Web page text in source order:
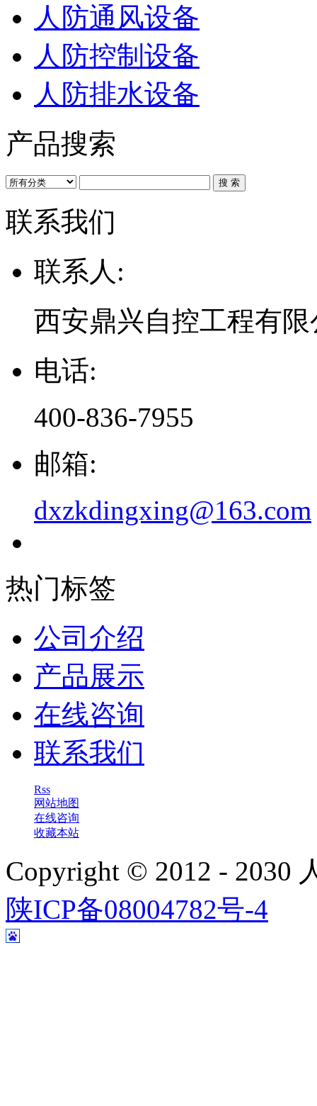
人防通风设备
人防控制设备
人防排水设备
产品搜索
联系我们
联系人:
西安鼎兴自控工程有限
电话:
400-836-7955
邮箱:
dxzkdingxing@163.com
热门标签
公司介绍
产品展示
在线咨询
联系我们
Rss
网站地图
在线咨询
收藏本站
Copyright © 2012 - 2030
陕ICP备08004782号-4